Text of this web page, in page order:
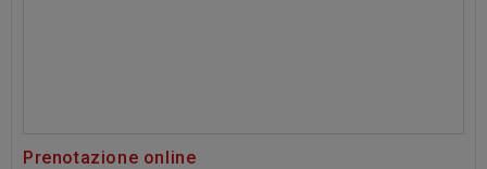
Prenotazione online